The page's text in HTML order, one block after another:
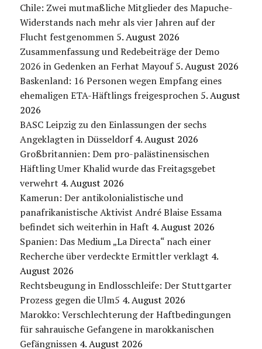
Chile: Zwei mutmaßliche Mitglieder des Mapuche-
Widerstands nach mehr als vier Jahren auf der
Flucht festgenommen 5. August 2026
Zusammenfassung und Redebeiträge der Demo
2026 in Gedenken an Ferhat Mayouf 5. August 2026
Baskenland: 16 Personen wegen Empfang eines
ehemaligen ETA-Häftlings freigesprochen 5. August
2026
BASC Leipzig zu den Einlassungen der sechs
Angeklagten in Düsseldorf 4. August 2026
Großbritannien: Dem pro-palästinensischen
Häftling Umer Khalid wurde das Freitagsgebet
verwehrt 4. August 2026
Kamerun: Der antikolonialistische und
panafrikanistische Aktivist André Blaise Essama
befindet sich weiterhin in Haft 4. August 2026
Spanien: Das Medium „La Directa“ nach einer
Recherche über verdeckte Ermittler verklagt 4.
August 2026
Rechtsbeugung in Endlosschleife: Der Stuttgarter
Prozess gegen die Ulm5 4. August 2026
Marokko: Verschlechterung der Haftbedingungen
für sahrauische Gefangene in marokkanischen
Gefängnissen 4. August 2026